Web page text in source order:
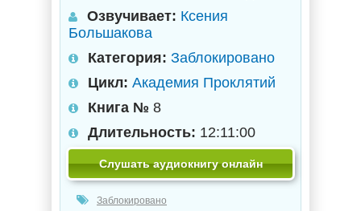
Озвучивает: Ксения
Большакова
Категория: Заблокировано
Цикл: Академия Проклятий
Книга № 8
Длительность: 12:11:00
Слушать аудиокнигу онлайн
Заблокировано